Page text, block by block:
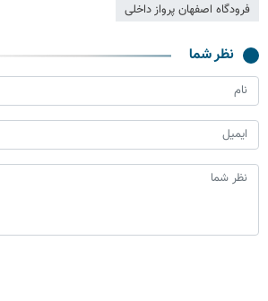
فرودگاه اصفهان پرواز داخلی
نظر شما